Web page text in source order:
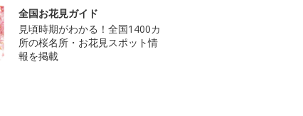
全国お花見ガイド
見頃時期がわかる！全国1400カ
所の桜名所・お花見スポット情
報を掲載